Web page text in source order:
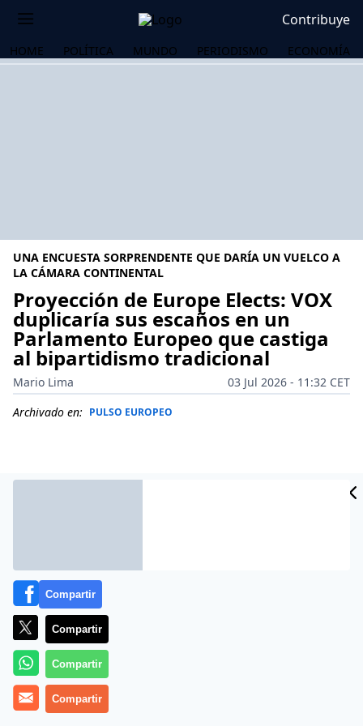
Contribuye
HOME POLÍTICA MUNDO PERIODISMO ECONOMÍA
UNA ENCUESTA SORPRENDENTE QUE DARÍA UN VUELCO A
LA CÁMARA CONTINENTAL
Proyección de Europe Elects: VOX
duplicaría sus escaños en un
Parlamento Europeo que castiga
al bipartidismo tradicional
Mario Lima
03 Jul 2026 - 11:32 CET
Archivado en: PULSO EUROPEO
En el ecuador de la legislatura en el continente, las
proyecciones de
Europeomuestran un cambio profundo en el mapa
Compartir
Compartir
Compartir
Compartir